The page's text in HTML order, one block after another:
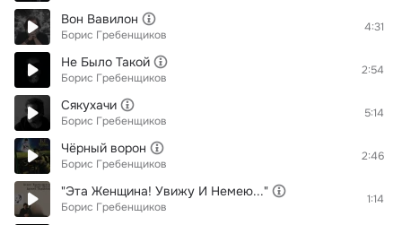
Вон Вавилон
Борис Гребенщиков
4:31
Не Было Такой
Борис Гребенщиков
2:54
Сякухачи
Борис Гребенщиков
5:14
Чёрный ворон
Борис Гребенщиков
2:46
"Эта Женщина! Увижу И Немею..."
Борис Гребенщиков
1:14